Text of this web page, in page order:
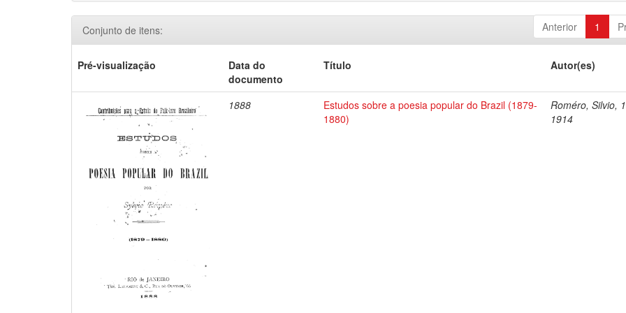
Anterior 1
Conjunto de itens:
Pré-visualização
Data do
documento
Título Autor(es)
1888
Estudos sobre a poesia popular do Brazil (1879-
1880)
Roméro, Silvio,
1914